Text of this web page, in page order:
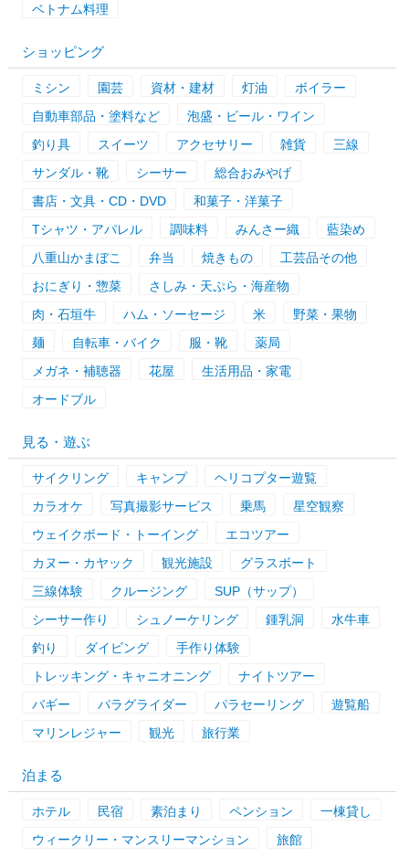
ベトナム料理
ショッピング
ミシン 園芸 資材・建材 灯油
ボイラー
自動車部品・塗料など
泡盛・ビール・ワイン
釣り具
スイーツ アクセサリー 雑貨
三線
サンダル・靴
シーサー
総合おみやげ
書店・文具・CD・DVD
和菓子・洋菓子
Tシャツ・アパレル
調味料 みんさー織
藍染め
八重山かまぼこ
弁当 焼きもの
工芸品その他
おにぎり・惣菜
さしみ・天ぷら・海産物
肉・石垣牛
ハム・ソーセージ 米
野菜・果物
麺
自転車・バイク 服・靴
薬局
メガネ・補聴器
花屋
生活用品・家電
オードブル
見る・遊ぶ
サイクリング キャンプ
ヘリコプター遊覧
カラオケ
写真撮影サービス 乗馬
星空観察
ウェイクボード・トーイング
エコツアー
カヌー・カヤック
観光施設
グラスボート
三線体験
クルージング
SUP（サップ）
シーサー作り
シュノーケリング 鍾乳洞
水牛車
釣り
ダイビング
手作り体験
トレッキング・キャニオニング
ナイトツアー
バギー
パラグライダー パラセーリング
遊覧船
マリンレジャー
観光 旅行業
泊まる
ホテル 民宿 素泊まり ペンション
一棟貸し
ウィークリー・マンスリーマンション
旅館